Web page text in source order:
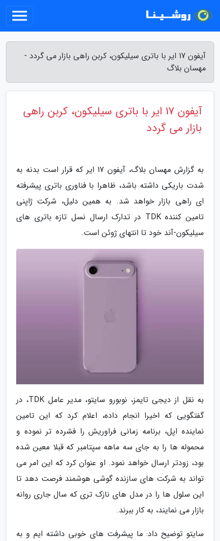
آیفون 17 ایر با باتری سیلیکون، کربن راهی بازار می گردد -
مهسان بلاگ
آیفون 17 ایر با باتری سیلیکون، کربن راهی
بازار می گردد
به گزارش مهسان بلاگ، آیفون 17 ایر که قرار است بدنه به
شدت باریکی داشته باشد، ظاهرا با فناوری باتری پیشرفته
ای راهی بازار خواهد شد. به همین دلیل، شرکت ژاپنی
تامین کننده TDK در تدارک ارسال نسل تازه باتری های
سیلیکون-آند خود تا انتهای ژوئن است.
به نقل از دیجی تایمز، نوبورو سایتو، مدیر عامل TDK، در
گفتگویی که اخیرا انجام داده، اعلام کرد که این تامین
نماینده اپل، برنامه زمانی فراوریش را فشرده تر نموده و
محموله ها را به جای سه ماهه سپتامبر که قبلا معین شده
بود، زودتر ارسال خواهد نمود. او عنوان کرد که این امر می
تواند به شرکت های سازنده گوشی هوشمند فرصت دهد تا
این سلول ها را در مدل های نازک تری که سال جاری روانه
بازار می نمایند، به کار ببرند.
سایتو توضیح داد: ما پیشرفت های خوبی داشته ایم و به